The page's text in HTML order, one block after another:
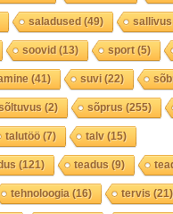
saladused(49) sallivus
soovid(13) sport(5)
(41) suvi(22)
(2) sõprus (255)
talutöö(7) talv(15)
(121) teadus (9)
tehnoloogia (16) tervis (21)